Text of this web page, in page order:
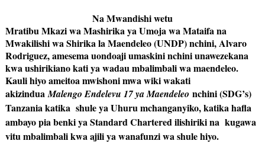
Na Mwandishi wetu
Mratibu Mkazi wa Mashirika ya Umoja wa Mataifa na
Mwakilishi wa Shirika la Maendeleo (UNDP) nchini, Alvaro
Rodriguez, amesema uondoaji umaskini nchini unawezekana
kwa ushirikiano kati ya wadau mbalimbali wa maendeleo.
Kauli hiyo ameitoa mwishoni mwa wiki wakati
akizinduaMalengo Endelevu 17 ya Maendeleo nchini (SDG’s)
Tanzania katika shule ya Uhuru mchanganyiko, katika hafla
ambayo pia benki ya Standard Chartered ilishiriki na kugawa
vitu mbalimbali kwa ajili ya wanafunzi wa shule hiyo.